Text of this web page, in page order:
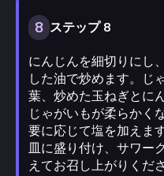
8 ステップ 8
にんじんを細切りにし
した油で炒めます。じ
葉、炒めた玉ねぎとに
じゃがいもが柔らか
要に応じて塩を加えま
皿に盛り付け、サワー
えてお召し上がりくださ